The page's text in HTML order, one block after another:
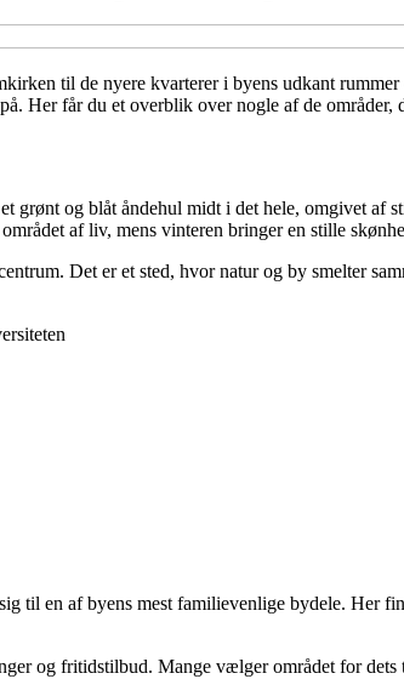
til de nyere kvarterer i byens udkant
Her får du et overblik over nogle af de
grønt og blåt åndehul midt i det hele, omgivet
af liv, mens vinteren bringer en stille
Det er et sted, hvor natur og by smelter
til en af byens mest familievenlige bydele. Her
og fritidstilbud. Mange vælger området for